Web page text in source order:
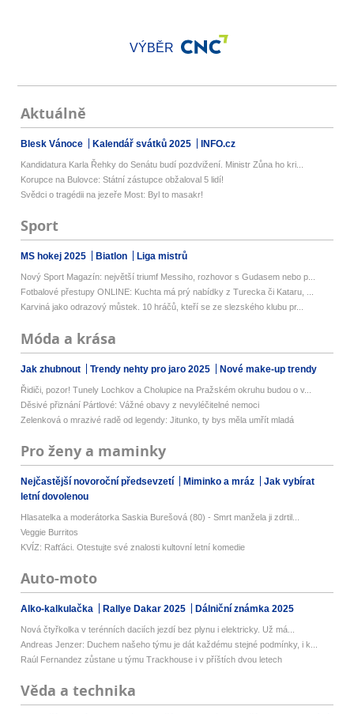
VÝBĚR
Aktuálně
Blesk Vánoce Kalendář svátků 2025 INFO.cz
Kandidatura Karla Řehky do Senátu budí pozdvižení. Ministr Zůna ho kri...
Korupce na Bulovce: Státní zástupce obžaloval 5 lidí!
Svědci o tragédii na jezeře Most: Byl to masakr!
Sport
MS hokej 2025 Biatlon Liga mistrů
Nový Sport Magazín: největší triumf Messiho, rozhovor s Gudasem nebo p...
Fotbalové přestupy ONLINE: Kuchta má prý nabídky z Turecka či Kataru, ...
Karviná jako odrazový můstek. 10 hráčů, kteří se ze slezského klubu pr...
Móda a krása
Jak zhubnout Trendy nehty pro jaro 2025 Nové make-up trendy
Řidiči, pozor! Tunely Lochkov a Cholupice na Pražském okruhu budou o v...
Děsivé přiznání Pártlové: Vážné obavy z nevyléčitelné nemoci
Zelenková o mrazivé radě od legendy: Jitunko, ty bys měla umřít mladá
Pro ženy a maminky
Nejčastější novoroční předsevzetí Miminko a mráz
Jak vybírat
letní dovolenou
Hlasatelka a moderátorka Saskia Burešová (80) - Smrt manžela ji zdrtil...
Veggie Burritos
KVÍZ: Rafťáci. Otestujte své znalosti kultovní letní komedie
Auto-moto
Alko-kalkulačka Rallye Dakar 2025 Dálniční známka 2025
Nová čtyřkolka v terénních daciích jezdí bez plynu i elektricky. Už má...
Andreas Jenzer: Duchem našeho týmu je dát každému stejné podmínky, i k...
Raúl Fernandez zůstane u týmu Trackhouse i v příštích dvou letech
Věda a technika